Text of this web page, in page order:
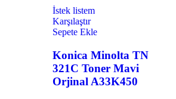
İstek listem
Karşılaştır
Sepete Ekle
Konica Minolta TN
321C Toner Mavi
Orjinal A33K450